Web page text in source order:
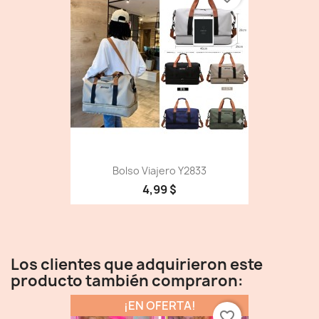
Bolso Viajero Y2833
4,99 $
Los clientes que adquirieron este
producto también compraron:
¡EN OFERTA!